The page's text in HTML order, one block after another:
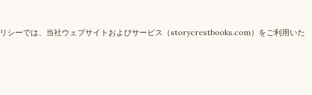
シーでは、当社ウェブサイトおよびサービス（storycrestbooks.com）をご利用いた